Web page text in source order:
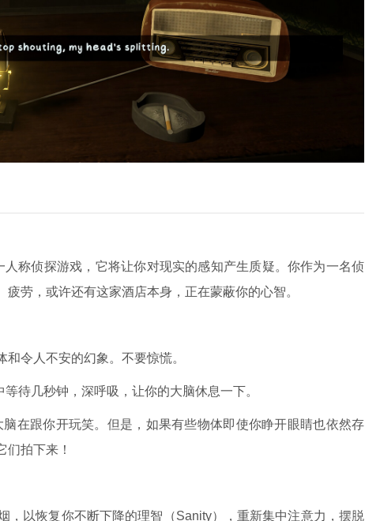
称侦探游戏，它将让你对现实的感知产生质疑。你作为一名侦
劳，或许还有这家酒店本身，正在蒙蔽你的心智。
令人不安的幻象。不要惊慌。
待几秒钟，深呼吸，让你的大脑休息一下。
在跟你开玩笑。但是，如果有些物体即使你睁开眼睛也依然存
拍下来！
，以恢复你不断下降的理智（Sanity），重新集中注意力，摆脱